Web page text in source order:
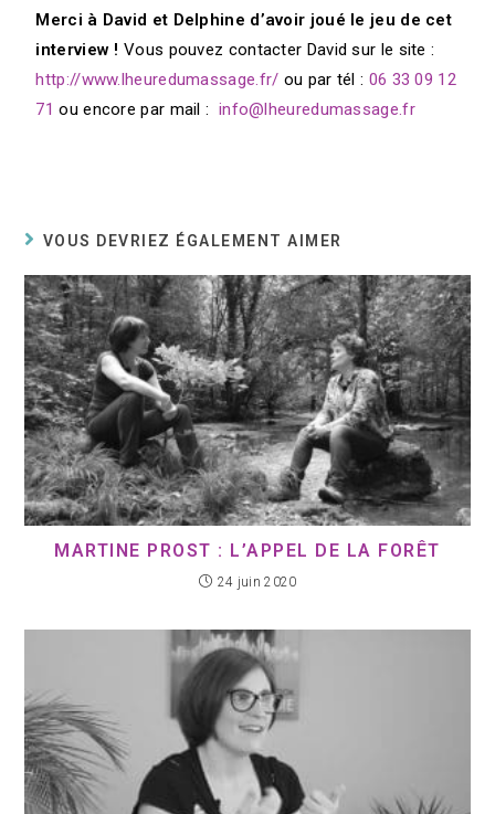
Merci à David et Delphine d’avoir joué le jeu de cet
interview ! Vous pouvez contacter David sur le site :
http://www.lheuredumassage.fr/ ou par tél : 06 33 09 12
71 ou encore par mail : info@lheuredumassage.fr
VOUS DEVRIEZ ÉGALEMENT AIMER
MARTINE PROST : L’APPEL DE LA FORÊT
24 juin 2020